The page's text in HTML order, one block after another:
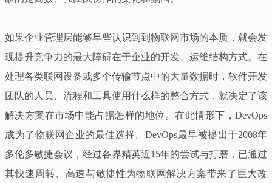
如果企业管理层能够早些认识到到物联网市场的本质，就会发
现提升竞争力的最大障碍在于企业的开发、运维结构方式。在
处理各类联网设备或多个传输节点中的大量数据时，软件开发
团队的人员、流程和工具使用什么样的整合方式，就决定了该
解决方案在市场中能占据怎样的地位。在此情形下，DevOps
成为了物联网企业的最佳选择。DevOps最早被提出于2008年
多伦多敏捷会议，经过各界精英近15年的尝试与打磨，已通过
其快速周转、高速与敏捷性为物联网解决方案带来了巨大改